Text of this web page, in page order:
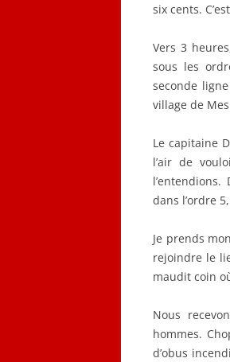
six cents.
Vers 3
sous les
seconde
village de
Le capitaine
l’air de
dans l’ordre
Je prends
rejoindre le
maudit coin
Nous
hommes.
d’obus